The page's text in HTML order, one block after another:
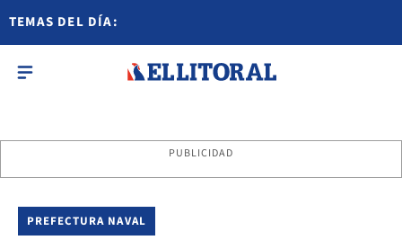
TEMAS DEL DÍA:
PUBLICIDAD
PREFECTURA NAVAL